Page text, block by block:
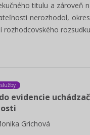
titulu a zároveň
nerozhodol,
rozhodcovského
evidencie
Grichová